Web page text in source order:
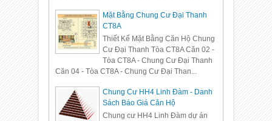
Mặt Bằng Chung Cư Đại Thanh
CT8A
Thiết Kế Mặt Bằng Căn Hộ Chung
Cư Đại Thanh Tòa CT8A Căn 02 -
Tòa CT8A - Chung Cư Đại Thanh
Căn 04 - Tòa CT8A - Chung Cư Đại Than...
Chung Cư HH4 Linh Đàm - Danh
Sách Báo Giá Căn Hộ
Chung cư HH4 Linh Đàm dự án